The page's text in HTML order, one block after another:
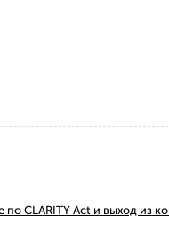
по CLARITY Act и выход из